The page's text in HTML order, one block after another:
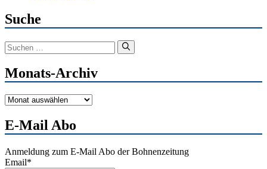
Suche
Suchen
nach:
Monats-Archiv
Monats-
E-Mail Abo
Anmeldung zum E-Mail Abo der Bohnenzeitung
Email*